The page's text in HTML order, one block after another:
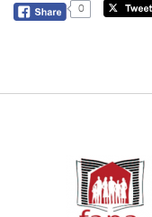
0